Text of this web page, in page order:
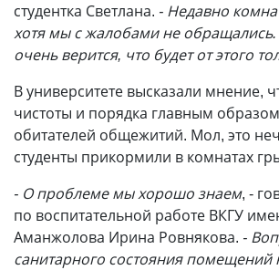
студентка Светлана. - Недавно
хотя мы с жалобами не обращались.
очень верится, что будет от этого
В университете высказали мнение,
чистоты и порядка главным
обитателей общежитий. Мол, это
студенты прикормили в комнатах
- О проблеме мы хорошо знаем, -
по воспитательной работе ВКГУ
Аманжолова Ирина Ровнякова. -
санитарного состояния помещений